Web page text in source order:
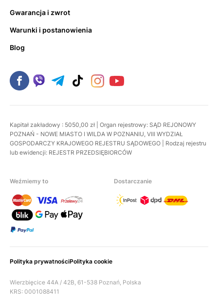
Gwarancja i zwrot
Warunki i postanowienia
Blog
Kapitał zakładowy : 5050,00 zł | Organ rejestrowy: SĄD REJONOWY
POZNAŃ - NOWE MIASTO I WILDA W POZNANIU, VIII WYDZIAŁ
GOSPODARCZY KRAJOWEGO REJESTRU SĄDOWEGO | Rodzaj rejestru
lub ewidencji: REJESTR PRZEDSIĘBIORCÓW
Weźmiemy to Dostarczanie
Polityka prywatnościPolityka cookie
Wierzbięcice 44A / 42B, 61-538 Poznań, Polska
KRS: 0001088411